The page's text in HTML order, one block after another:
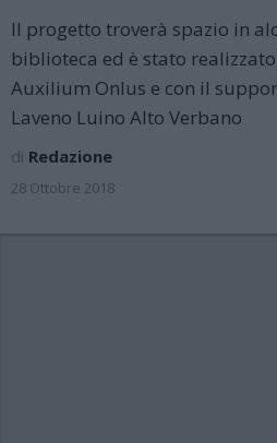
Il progetto troverà spazio in
biblioteca ed è stato
Auxilium Onlus e con il
Laveno Luino Alto Verbano
di Redazione
28 Ottobre 2018